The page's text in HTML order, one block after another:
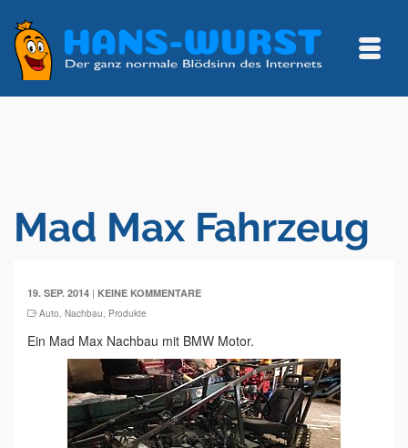
Mad Max Fahrzeug
19. SEP. 2014 | KEINE KOMMENTARE
Auto, Nachbau, Produkte
Ein Mad Max Nachbau mit BMW Motor.